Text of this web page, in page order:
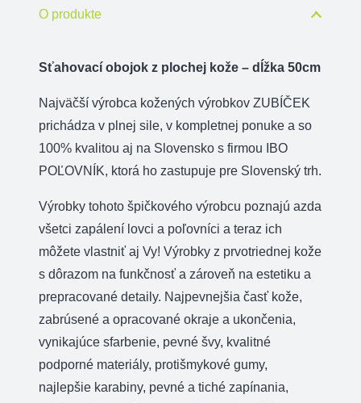
dĺžka
50cm
O produkte
Sťahovací obojok z plochej kože – dĺžka 50cm
Najväčší výrobca kožených výrobkov ZUBÍČEK
prichádza v plnej sile, v kompletnej ponuke a so
100% kvalitou aj na Slovensko s firmou IBO
POĽOVNÍK, ktorá ho zastupuje pre Slovenský trh.
Výrobky tohoto špičkového výrobcu poznajú azda
všetci zapálení lovci a poľovníci a teraz ich
môžete vlastniť aj Vy! Výrobky z prvotriednej kože
s dôrazom na funkčnosť a zároveň na estetiku a
prepracované detaily. Najpevnejšia časť kože,
zabrúsené a opracované okraje a ukončenia,
vynikajúce sfarbenie, pevné švy, kvalitné
podporné materiály, protišmykové gumy,
najlepšie karabiny, pevné a tiché zapínania,